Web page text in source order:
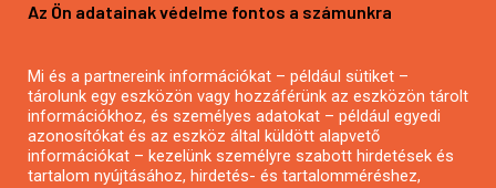
Mezőgazdasági pályázatírás
Pályázatírás civil szervezeteknek
Pályázatírás önkormányzatoknak
Pályázatfigyelés
Specifikus pályázatfigyelés vagy hírlevél
Az Ön adatainak védelme fontos a számunkra
Mi és a partnereink információkat – például sütiket –
tárolunk egy eszközön vagy hozzáférünk az eszközön tárolt
információkhoz, és személyes adatokat – például egyedi
azonosítókat és az eszköz által küldött alapvető
információkat – kezelünk személyre szabott hirdetések és
tartalom nyújtásához, hirdetés- és tartalomméréshez,